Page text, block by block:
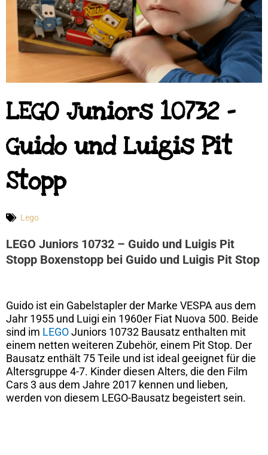
LEGO Juniors 10732 –
Guido und Luigis Pit
Stopp
Lego
LEGO Juniors 10732 – Guido und Luigis Pit
Stopp Boxenstopp bei Guido und Luigis Pit Stop
Guido ist ein Gabelstapler der Marke VESPA aus dem
Jahr 1955 und Luigi ein 1960er Fiat Nuova 500. Beide
sind im LEGOJuniors 10732 Bausatz enthalten mit
einem netten weiteren Zubehör, einem Pit Stop. Der
Bausatz enthält 75 Teile und ist ideal geeignet für die
Altersgruppe 4-7. Kinder diesen Alters, die den Film
Cars 3 aus dem Jahre 2017 kennen und lieben,
werden von diesem LEGO-Bausatz begeistert sein.